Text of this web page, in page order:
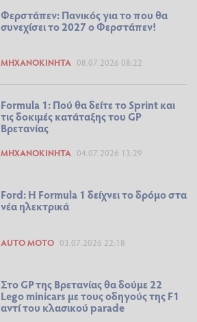
Φερστάπεν: Πανικός για το που θα
συνεχίσει το 2027 ο Φερστάπεν!
ΜΗΧΑΝΟΚΊΝΗΤΑ 08.07.2026 08:22
Formula 1: Πού θα δείτε το Sprint και
τις δοκιμές κατάταξης του GP
Βρετανίας
ΜΗΧΑΝΟΚΊΝΗΤΑ 04.07.2026 13:29
Ford: Η Formula 1 δείχνει το δρόμο στα
νέα ηλεκτρικά
AUTO MOTO 03.07.2026 22:18
Στο GP της Βρετανίας θα δούμε 22
Lego minicars με τους οδηγούς της F1
αντί του κλασικού parade